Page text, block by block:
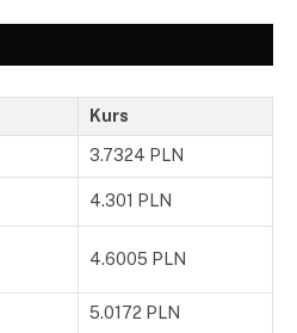
Kurs
3.7324 PLN
4.301 PLN
4.6005 PLN
5.0172 PLN